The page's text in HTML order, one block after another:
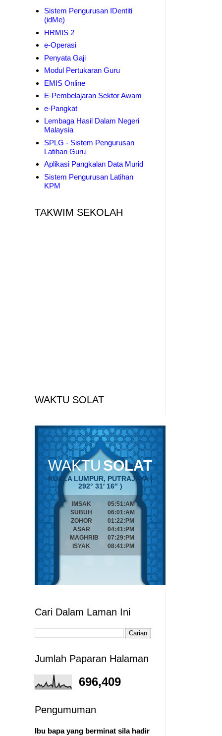
Sistem Pengurusan IDentiti
(idMe)
HRMIS 2
e-Operasi
Penyata Gaji
Modul Pertukaran Guru
EMIS Online
E-Pembelajaran Sektor Awam
e-Pangkat
Lembaga Hasil Dalam Negeri
Malaysia
SPLG - Sistem Pengurusan
Latihan Guru
Aplikasi Pangkalan Data Murid
Sistem Pengurusan Latihan
KPM
TAKWIM SEKOLAH
WAKTU SOLAT
Cari Dalam Laman Ini
Jumlah Paparan Halaman
696,409
Pengumuman
Ibu bapa yang berminat sila hadir